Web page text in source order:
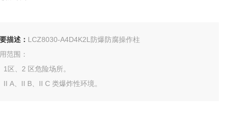
描述： LCZ8030-A4D4K2L防爆防腐操作柱
范围：
1区、2 区危险场所。
II A、II B、II C 类爆炸性环境。